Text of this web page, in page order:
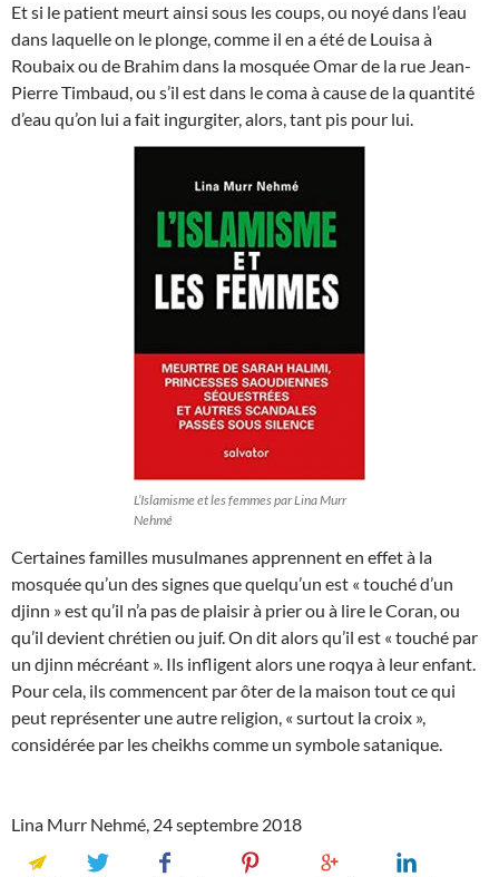
Et si le patient meurt ainsi sous les coups, ou noyé dans l’eau
dans laquelle on le plonge, comme il en a été de Louisa à
Roubaix ou de Brahim dans la mosquée Omar de la rue Jean-
Pierre Timbaud, ou s’il est dans le coma à cause de la quantité
d’eau qu’on lui a fait ingurgiter, alors, tant pis pour lui.
L’Islamisme et les femmes par Lina Murr
Nehmé
Certaines familles musulmanes apprennent en effet à la
mosquée qu’un des signes que quelqu’un est « touché d’un
djinn » est qu’il n’a pas de plaisir à prier ou à lire le Coran, ou
qu’il devient chrétien ou juif. On dit alors qu’il est « touché par
un djinn mécréant ». Ils infligent alors une roqya à leur enfant.
Pour cela, ils commencent par ôter de la maison tout ce qui
peut représenter une autre religion, « surtout la croix »,
considérée par les cheikhs comme un symbole satanique.
Lina Murr Nehmé, 24 septembre 2018